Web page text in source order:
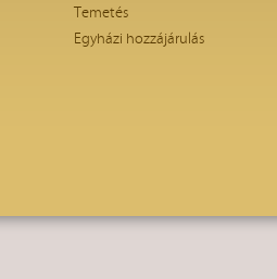
Temetés
Egyházi hozzájárulás